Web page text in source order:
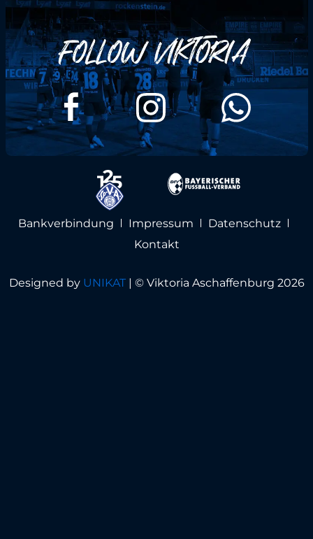
Bankverbindung Impressum
Datenschutz
Kontakt
Designed by UNIKAT| © Viktoria Aschaffenburg 2026